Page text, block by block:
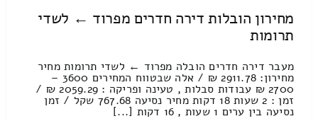
מחירון הובלות דירה חדרים מפרוד ← לשדי
תרומות
מעבר דירה חדרים הובלה מפרוד ← לשדי תרומות מחיר
מחירון: 2911.78 ₪ / אלה שבטווח המחירים 3600 –
2700 ₪ עבודות סבלות , טעינה ופריקה : 2059.29 ₪ /
זמן : 2 שעות 18 דקות מחיר נסיעה 767.68 שקל / זמן
נסיעה בין ערים 1 שעות , 16 דקות [...]